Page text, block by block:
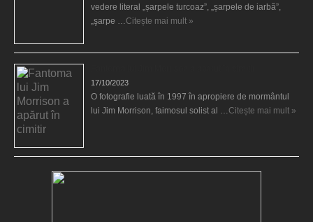
vedere literal „șarpele turcoaz”, „șarpele de iarbă”,
„şarpe …Citește mai mult »
17/10/2023
O fotografie luată în 1997 în apropiere de mormântul
lui Jim Morrison, faimosul solist al …Citește mai mult »